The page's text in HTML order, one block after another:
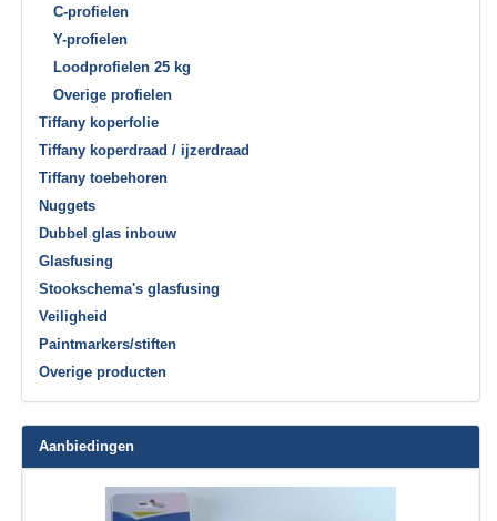
C-profielen
Y-profielen
Loodprofielen 25 kg
Overige profielen
Tiffany koperfolie
Tiffany koperdraad / ijzerdraad
Tiffany toebehoren
Nuggets
Dubbel glas inbouw
Glasfusing
Stookschema's glasfusing
Veiligheid
Paintmarkers/stiften
Overige producten
Aanbiedingen